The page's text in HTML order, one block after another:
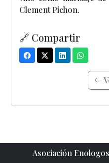
Clement Pichon.
🔗 Compartir
Asociación Enologos